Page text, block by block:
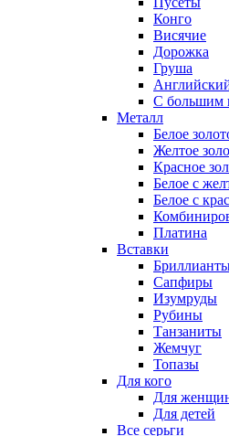
Конго
Висячие
Дорожка
Груша
С большим
Металл
Белое
Желтое
Красное
Белое с
Белое с
Платина
Вставки
Сапфиры
Изумруды
Рубины
Танзаниты
Жемчуг
Топазы
Для кого
Для
Для детей
Все серьги